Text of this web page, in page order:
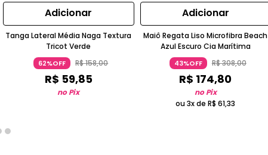
Adicionar
Tanga Lateral Média Naga Textura
Tricot Verde
62%OFF R$158,00
R$ 59,85
no Pix
Adicionar
Maiô Regata Liso Microfibra Beach
Azul Escuro Cia Marítima
43%OFF R$308,00
R$ 174,80
no Pix
ou 3x deR$ 61,33